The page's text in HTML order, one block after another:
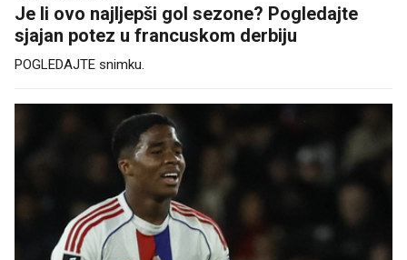
Je li ovo najljepši gol sezone? Pogledajte
sjajan potez u francuskom derbiju
POGLEDAJTE snimku.